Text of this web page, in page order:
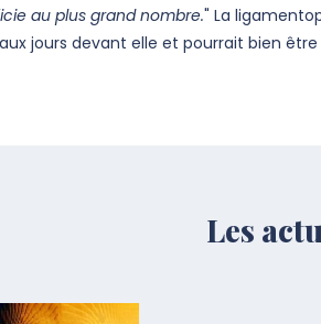
au plus grand nombre." La
jours devant elle et pourrait bien
Les